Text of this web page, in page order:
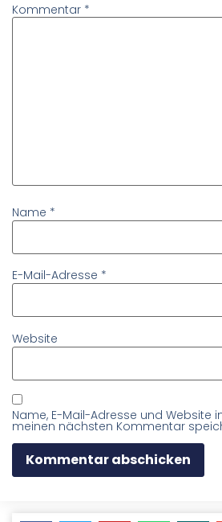
Kommentar *
Name *
E-Mail-Adresse *
Website
Name, E-Mail-Adresse und Website
meinen nächsten Kommentar